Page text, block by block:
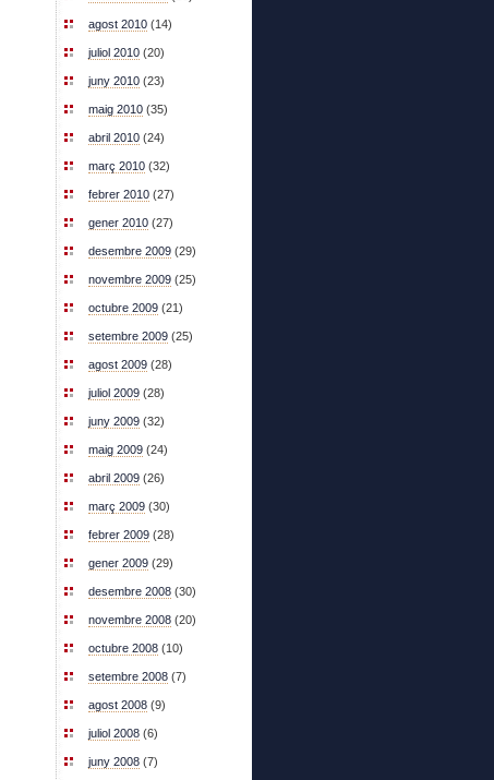
agost 2010 (14)
juliol 2010 (20)
juny 2010 (23)
maig 2010 (35)
abril 2010 (24)
març 2010 (32)
febrer 2010 (27)
gener 2010 (27)
desembre 2009 (29)
novembre 2009 (25)
octubre 2009 (21)
setembre 2009 (25)
agost 2009 (28)
juliol 2009 (28)
juny 2009 (32)
maig 2009 (24)
abril 2009 (26)
març 2009 (30)
febrer 2009 (28)
gener 2009 (29)
desembre 2008 (30)
novembre 2008 (20)
octubre 2008 (10)
setembre 2008 (7)
agost 2008 (9)
juliol 2008 (6)
juny 2008 (7)